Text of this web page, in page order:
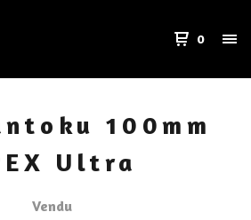
0
100mm
Ultra
Vendu